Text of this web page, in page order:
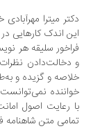
میترا مهرآبادی
اندک کارهایی در این
سلیقه هر نویسنده،
نظرات
و گزیده و به‌طور
نمی‌توانست آن را
رعایت اصول
متن شاهنامه